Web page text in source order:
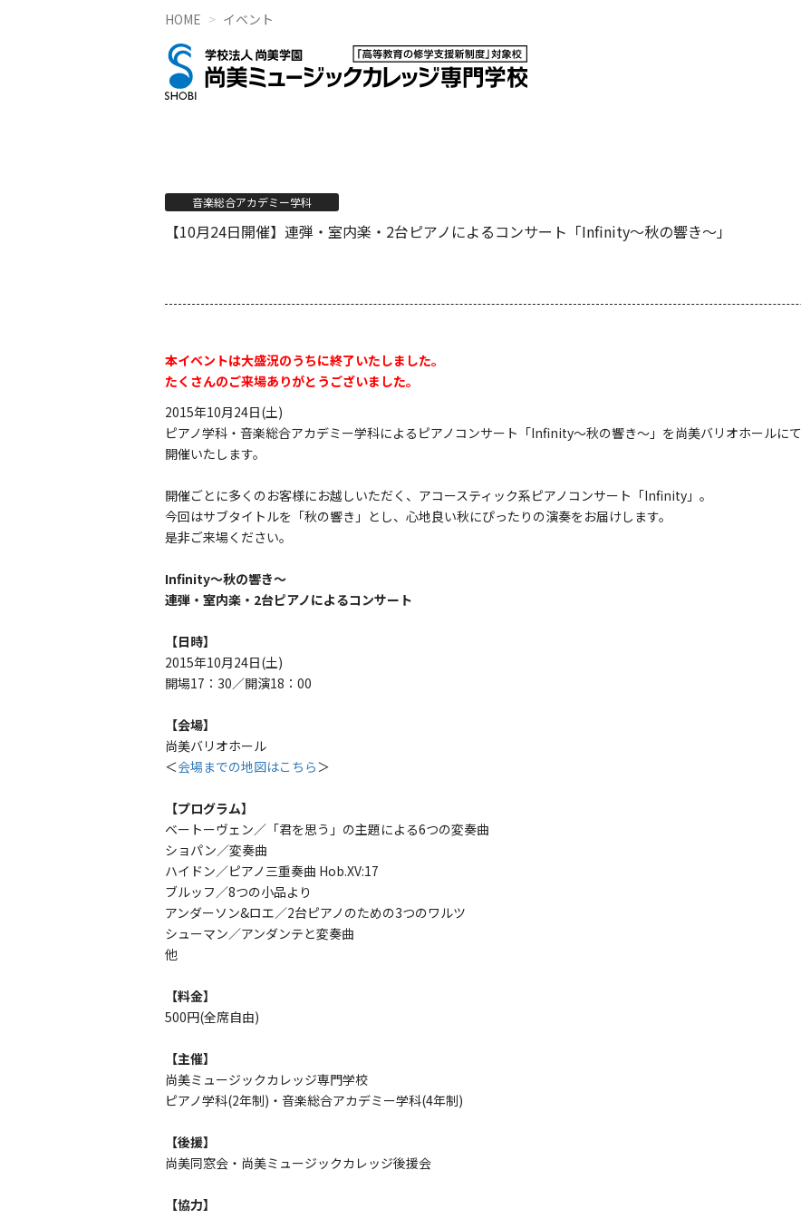
HOME イベント
音楽総合アカデミー学科
【10月24日開催】連弾・室内楽・2台ピアノによるコンサート「Infinity～秋の響き～」
本イベントは大盛況のうちに終了いたしました。
たくさんのご来場ありがとうございました。
2015年10月24日(土)
ピアノ学科・音楽総合アカデミー学科によるピアノコンサート「Infinity～秋の響き～」を尚美バリオホールにて
開催いたします。
開催ごとに多くのお客様にお越しいただく、アコースティック系ピアノコンサート「Infinity」。
今回はサブタイトルを「秋の響き」とし、心地良い秋にぴったりの演奏をお届けします。
是非ご来場ください。
Infinity～秋の響き～
連弾・室内楽・2台ピアノによるコンサート
【日時】
2015年10月24日(土)
開場17：30／開演18：00
【会場】
尚美バリオホール
＜会場までの地図はこちら＞
【プログラム】
ベートーヴェン／「君を思う」の主題による6つの変奏曲
ショパン／変奏曲
ハイドン／ピアノ三重奏曲 Hob.XV:17
ブルッフ／8つの小品より
アンダーソン&ロエ／2台ピアノのための3つのワルツ
シューマン／アンダンテと変奏曲
他
【料金】
500円(全席自由)
【主催】
尚美ミュージックカレッジ専門学校
ピアノ学科(2年制)・音楽総合アカデミー学科(4年制)
【後援】
尚美同窓会・尚美ミュージックカレッジ後援会
【協力】